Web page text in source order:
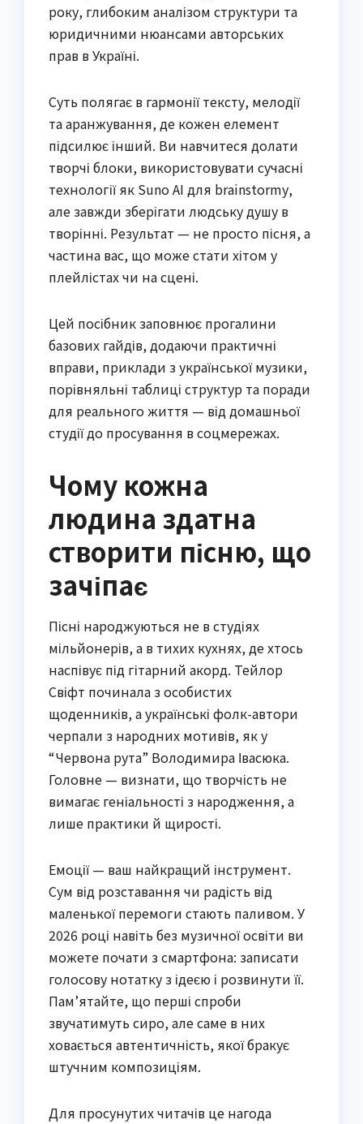
року, глибоким аналізом структури та
юридичними нюансами авторських
прав в Україні.
Суть полягає в гармонії тексту, мелодії
та аранжування, де кожен елемент
підсилює інший. Ви навчитеся долати
творчі блоки, використовувати сучасні
технології як Suno AI для brainstormу,
але завжди зберігати людську душу в
творінні. Результат — не просто пісня, а
частина вас, що може стати хітом у
плейлістах чи на сцені.
Цей посібник заповнює прогалини
базових гайдів, додаючи практичні
вправи, приклади з української музики,
порівняльні таблиці структур та поради
для реального життя — від домашньої
студії до просування в соцмережах.
Чому кожна
людина здатна
створити пісню, що
зачіпає
Пісні народжуються не в студіях
мільйонерів, а в тихих кухнях, де хтось
наспівує під гітарний акорд. Тейлор
Свіфт починала з особистих
щоденників, а українські фолк-автори
черпали з народних мотивів, як у
“Червона рута” Володимира Івасюка.
Головне — визнати, що творчість не
вимагає геніальності з народження, а
лише практики й щирості.
Емоції — ваш найкращий інструмент.
Сум від розставання чи радість від
маленької перемоги стають паливом. У
2026 році навіть без музичної освіти ви
можете почати з смартфона: записати
голосову нотатку з ідеєю і розвинути її.
Пам’ятайте, що перші спроби
звучатимуть сиро, але саме в них
ховається автентичність, якої бракує
штучним композиціям.
Для просунутих читачів це нагода